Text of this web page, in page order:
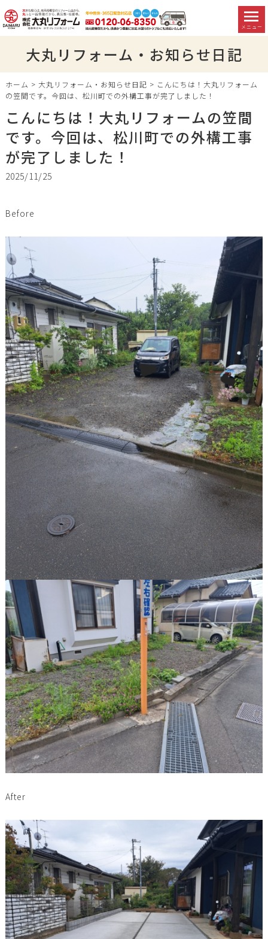
メニュー
大丸リフォーム・お知らせ日記
ホーム > 大丸リフォーム・お知らせ日記 > こんにちは！大丸リフォーム
の笠間です。今回は、松川町での外構工事が完了しました！
こんにちは！大丸リフォームの笠間
です。今回は、松川町での外構工事
が完了しました！
2025/11/25
Before
After